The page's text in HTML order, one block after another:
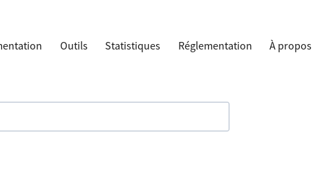
Outils Statistiques Réglementation À propos